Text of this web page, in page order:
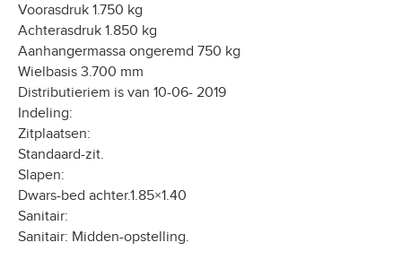
Voorasdruk 1.750 kg
Achterasdruk 1.850 kg
Aanhangermassa ongeremd 750 kg
Wielbasis 3.700 mm
Distributieriem is van 10-06- 2019
Indeling:
Zitplaatsen:
Standaard-zit.
Slapen:
Dwars-bed achter.1.85×1.40
Sanitair:
Sanitair: Midden-opstelling.